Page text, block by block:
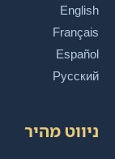
English
Français
Español
Русский
ניווט מהיר